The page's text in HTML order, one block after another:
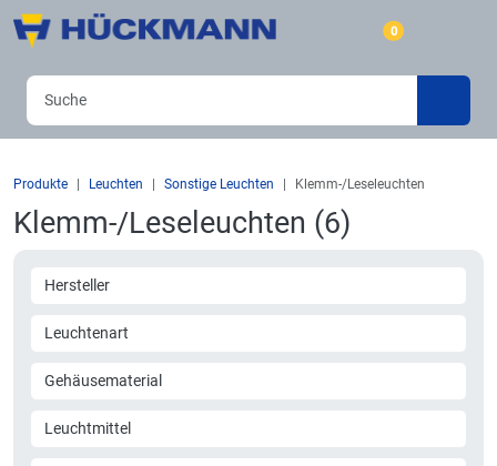
0
Produkte Leuchten Sonstige Leuchten Klemm-/Leseleuchten
Klemm-/Leseleuchten (6)
Hersteller
Leuchtenart
Gehäusematerial
Leuchtmittel